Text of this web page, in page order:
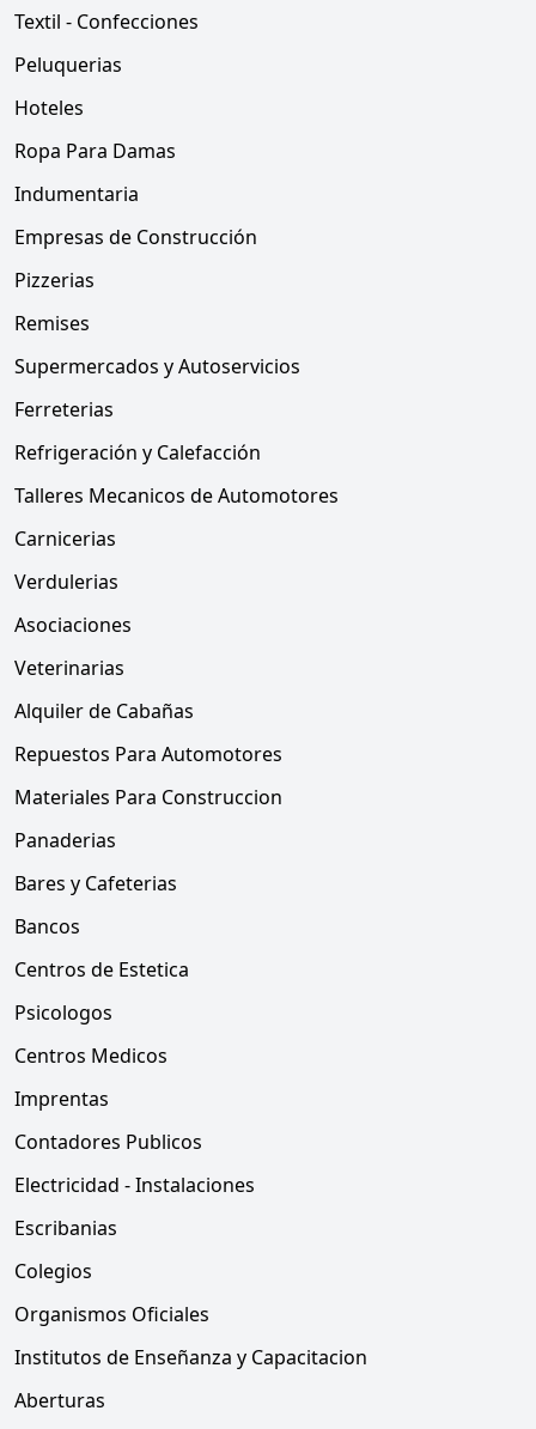
Textil - Confecciones
Peluquerias
Hoteles
Ropa Para Damas
Indumentaria
Empresas de Construcción
Pizzerias
Remises
Supermercados y Autoservicios
Ferreterias
Refrigeración y Calefacción
Talleres Mecanicos de Automotores
Carnicerias
Verdulerias
Asociaciones
Veterinarias
Alquiler de Cabañas
Repuestos Para Automotores
Materiales Para Construccion
Panaderias
Bares y Cafeterias
Bancos
Centros de Estetica
Psicologos
Centros Medicos
Imprentas
Contadores Publicos
Electricidad - Instalaciones
Escribanias
Colegios
Organismos Oficiales
Institutos de Enseñanza y Capacitacion
Aberturas